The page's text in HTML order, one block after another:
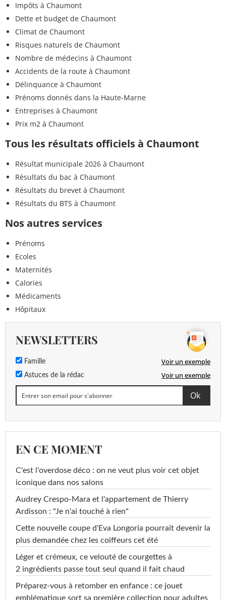
Impôts à Chaumont
Dette et budget de Chaumont
Climat de Chaumont
Risques naturels de Chaumont
Nombre de médecins à Chaumont
Accidents de la route à Chaumont
Délinquance à Chaumont
Prénoms donnés dans la Haute-Marne
Entreprises à Chaumont
Prix m2 à Chaumont
Tous les résultats officiels à Chaumont
Résultat municipale 2026 à Chaumont
Résultats du bac à Chaumont
Résultats du brevet à Chaumont
Résultats du BTS à Chaumont
Nos autres services
Prénoms
Ecoles
Maternités
Calories
Médicaments
Hôpitaux
NEWSLETTERS
Famille Voir un exemple
Astuces de la rédac Voir un exemple
EN CE MOMENT
C'est l'overdose déco : on ne veut plus voir cet objet
iconique dans nos salons
Audrey Crespo-Mara et l'appartement de Thierry
Ardisson : "Je n'ai touché à rien"
Cette nouvelle coupe d'Eva Longoria pourrait devenir la
plus demandée chez les coiffeurs cet été
Léger et crémeux, ce velouté de courgettes à
2 ingrédients passe tout seul quand il fait chaud
Préparez-vous à retomber en enfance : ce jouet
emblématique sort sa première collection pour adultes